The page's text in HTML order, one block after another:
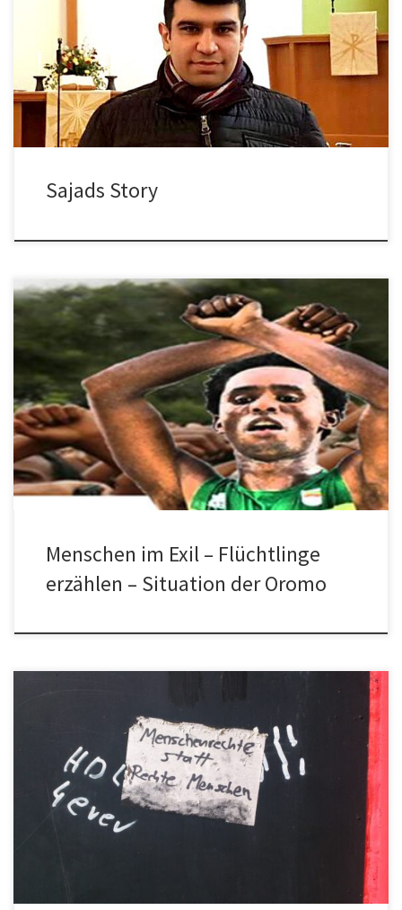
Das Projekt Teachers on the Road und seine Teilnehmer*innen.
Seit mehr als 5 Jahren nehmen Menschen aus der ganzen Welt […]
Sajads Story
Wir möchten an dieser Stelle noch einmal an die Situation der
Oromo in Äthiopien erinnern.
Die Oromo (Eigenbezeichnung Oromoo) sind eine Volksgruppe,
die […]
Menschen im Exil – Flüchtlinge
erzählen – Situation der Oromo
Der heutige Tag der Menschenrechte ist Gelegenheit auf die
Allgemeine Erklärung der Menschenrechte (A/RES/217, UN-Doc.
217/A-(III)), auch Deklaration der Menschenrechte oder UN-
Menschenrechtscharta, Charta der Menschenrechte oder
kurz AEMR, hinzuweisen. Die […]